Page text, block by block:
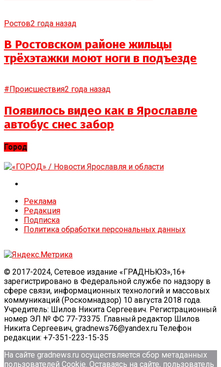
Ростов2 года назад
В Ростовском районе жильцы
трёхэтажки моют ноги в подъезде
#Происшествия2 года назад
Появилось видео как в Ярославле
автобус снес забор
Город
Реклама
Редакция
Подписка
Политика обработки персональных данных
© 2017-2024, Сетевое издание «ГРАДНЬЮЗ»,16+
зарегистрировано в Федеральной службе по надзору в
сфере связи, информационных технологий и массовых
коммуникаций (Роскомнадзор) 10 августа 2018 года.
Учредитель: Шилов Никита Сергеевич. Регистрационный
номер ЭЛ № ФС 77-73375. Главный редактор Шилов
Никита Сергеевич, gradnews76@yandex.ru Телефон
редакции: +7-351-223-15-35
На сайте gradnews.ru осуществляется сбор метаданных
пользователей Сookie. Оставаясь на сайте, пользователь